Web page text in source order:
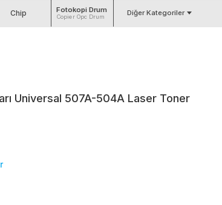
Chip Fotokopi Drum
Copier Opc Drum Diğer Kategoriler
Universal 507A-504A Laser Toner